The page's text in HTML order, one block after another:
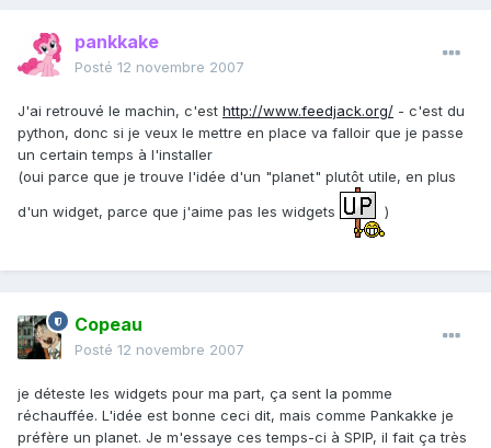
pankkake
Posté 12 novembre 2007
J'ai retrouvé le machin, c'est http://www.feedjack.org/ - c'est du
python, donc si je veux le mettre en place va falloir que je passe
un certain temps à l'installer
(oui parce que je trouve l'idée d'un "planet" plutôt utile, en plus
d'un widget, parce que j'aime pas les widgets
)
Copeau
Posté 12 novembre 2007
je déteste les widgets pour ma part, ça sent la pomme
réchauffée. L'idée est bonne ceci dit, mais comme Pankakke je
préfère un planet. Je m'essaye ces temps-ci à SPIP, il fait ça très